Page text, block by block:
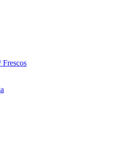
Frescos